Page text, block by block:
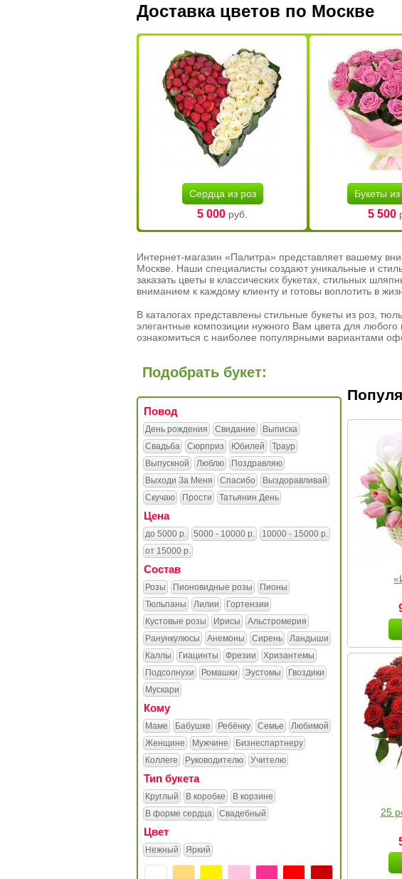
Доставка цветов по Москве
Сердца из роз
5 000 руб.
Букеты
5 500
Интернет-магазин «Палитра» представляет вашему
Москве. Наши специалисты создают уникальные и
заказать цветы в классических букетах, стильных
вниманием к каждому клиенту и готовы воплотить в
В каталогах представлены стильные букеты из роз,
элегантные композиции нужного Вам цвета для
ознакомиться с наиболее популярными вариантами
Подобрать букет:
Повод
День рождения Свидание
Выписка
Свадьба
Сюрприз Юбилей
Траур
Выпускной
Люблю
Поздравляю
Выходи За Меня
Спасибо
Выздоравливай
Скучаю
Прости Татьянин День
Цена
до 5000 р. 5000 - 10000 р.
10000 - 15000 р.
от 15000 р.
Состав
Розы Пионовидные розы
Пионы
Тюльпаны
Лилии
Гортензии
Кустовые розы
Ирисы
Альстромерия
Ранункулюсы
Анемоны Сирень
Ландыши
Каллы
Гиацинты Фрезии
Хризантемы
Подсолнухи
Ромашки Эустомы
Гвоздики
Мускари
Кому
Маме Бабушке Ребёнку Семье
Любимой
Женщине
Мужчине
Бизнеспартнеру
Коллеге
Руководителю Учителю
Тип букета
Круглый В коробке
В корзине
В форме сердца
Свадебный
Цвет
Нежный Яркий
25